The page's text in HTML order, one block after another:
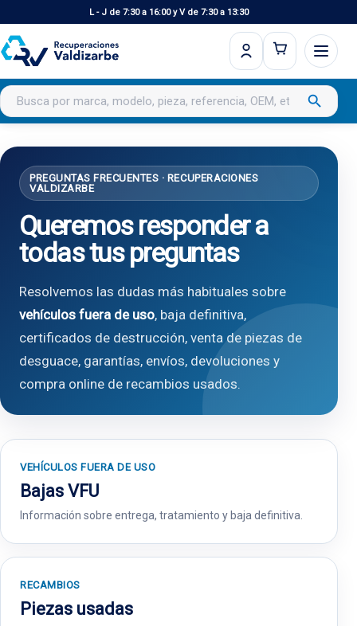
L - J de 7:30 a 16:00 y V de 7:30 a 13:30
Buscar productos search
PREGUNTAS FRECUENTES · RECUPERACIONES
VALDIZARBE
Queremos responder a
todas tus preguntas
Resolvemos las dudas más habituales sobre
vehículos fuera de uso, baja definitiva,
certificados de destrucción, venta de piezas de
desguace, garantías, envíos, devoluciones y
compra online de recambios usados.
VEHÍCULOS FUERA DE USO
Bajas VFU
Información sobre entrega, tratamiento y baja definitiva.
RECAMBIOS
Piezas usadas